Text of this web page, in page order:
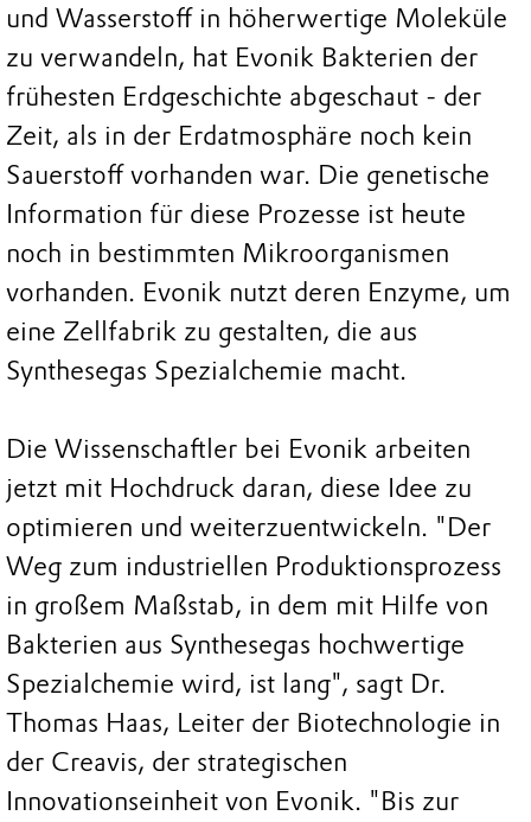
und Wasserstoff in höherwertige Moleküle
zu verwandeln, hat Evonik Bakterien der
frühesten Erdgeschichte abgeschaut - der
Zeit, als in der Erdatmosphäre noch kein
Sauerstoff vorhanden war. Die genetische
Information für diese Prozesse ist heute
noch in bestimmten Mikroorganismen
vorhanden. Evonik nutzt deren Enzyme, um
eine Zellfabrik zu gestalten, die aus
Synthesegas Spezialchemie macht.
Die Wissenschaftler bei Evonik arbeiten
jetzt mit Hochdruck daran, diese Idee zu
optimieren und weiterzuentwickeln. "Der
Weg zum industriellen Produktionsprozess
in großem Maßstab, in dem mit Hilfe von
Bakterien aus Synthesegas hochwertige
Spezialchemie wird, ist lang", sagt Dr.
Thomas Haas, Leiter der Biotechnologie in
der Creavis, der strategischen
Innovationseinheit von Evonik. "Bis zur